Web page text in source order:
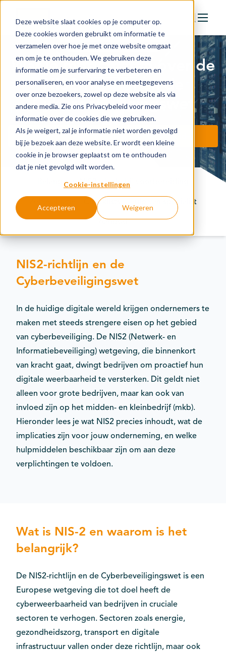
Deze website slaat cookies op je computer op.
Deze cookies worden gebruikt om informatie te
verzamelen over hoe je met onze website omgaat
en om je te onthouden. We gebruiken deze
informatie om je surfervaring te verbeteren en
personaliseren, en voor analyse en meetgegevens
over onze bezoekers, zowel op deze website als via
andere media. Zie ons Privacybeleid voor meer
informatie over de cookies die we gebruiken.
Als je weigert, zal je informatie niet worden gevolgd
bij je bezoek aan deze website. Er wordt een kleine
cookie in je browser geplaatst om te onthouden
dat je niet gevolgd wilt worden.
Cookie-instellingen
Accepteren Weigeren
Actie
Doelstellingen
Groeipaden
Actuele onderwerpen
Financiering
Nieuws
In de regio
Over organisatie
Contact
Wat je moet weten over de
NIS2-richtlijn en de
Cyberbeveiligingswet
Ga aan de slag met jouw cyberveiligheid
Belang van NIS2
Hulp bij voorbereiding
Checklists
Hulp van specialist
Aanbod
NIS2-richtlijn en de
Cyberbeveiligingswet
In de huidige digitale wereld krijgen ondernemers te
maken met steeds strengere eisen op het gebied
van cyberbeveiliging. De NIS2 (Netwerk- en
Informatiebeveiliging) wetgeving, die binnenkort
van kracht gaat, dwingt bedrijven om proactief hun
digitale weerbaarheid te versterken. Dit geldt niet
alleen voor grote bedrijven, maar kan ook van
invloed zijn op het midden- en kleinbedrijf (mkb).
Hieronder lees je wat NIS2 precies inhoudt, wat de
implicaties zijn voor jouw onderneming, en welke
hulpmiddelen beschikbaar zijn om aan deze
verplichtingen te voldoen.
Wat is NIS-2 en waarom is het
belangrijk?
De NIS2-richtlijn en de Cyberbeveiligingswet is een
Europese wetgeving die tot doel heeft de
cyberweerbaarheid van bedrijven in cruciale
sectoren te verhogen. Sectoren zoals energie,
gezondheidszorg, transport en digitale
infrastructuur vallen onder deze richtlijn, maar ook